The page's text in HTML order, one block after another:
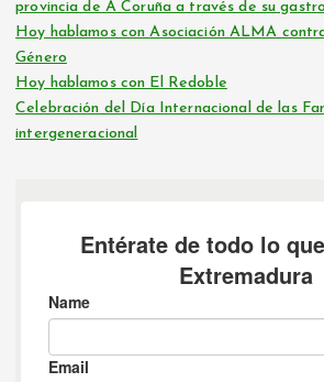
provincia de A Coruña a través de su
Hoy hablamos con Asociación ALMA
Género
Hoy hablamos con El Redoble
Celebración del Día Internacional de las
intergeneracional